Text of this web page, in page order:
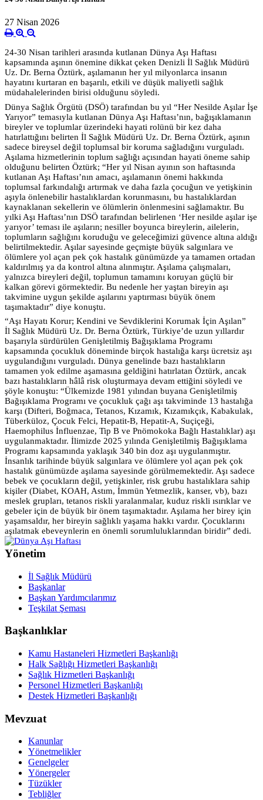
27 Nisan 2026
24-30 Nisan tarihleri arasında kutlanan Dünya Aşı Haftası
kapsamında aşının önemine dikkat çeken Denizli İl Sağlık Müdürü
Uz. Dr. Berna Öztürk, aşılamanın her yıl milyonlarca insanın
hayatını kurtaran en başarılı, etkili ve düşük maliyetli sağlık
müdahalelerinden birisi olduğunu söyledi.
Dünya Sağlık Örgütü (DSÖ) tarafından bu yıl “Her Nesilde Aşılar İşe
Yarıyor” temasıyla kutlanan Dünya Aşı Haftası’nın, bağışıklamanın
bireyler ve toplumlar üzerindeki hayati rolünü bir kez daha
hatırlattığını belirten İl Sağlık Müdürü Uz. Dr. Berna Öztürk, aşının
sadece bireysel değil toplumsal bir koruma sağladığını vurguladı.
Aşılama hizmetlerinin toplum sağlığı açısından hayati öneme sahip
olduğunu belirten Öztürk; “Her yıl Nisan ayının son haftasında
kutlanan Aşı Haftası’nın amacı, aşılamanın önemi hakkında
toplumsal farkındalığı artırmak ve daha fazla çocuğun ve yetişkinin
aşıyla önlenebilir hastalıklardan korunmasını, bu hastalıklardan
kaynaklanan sekellerin ve ölümlerin önlenmesini sağlamaktır. Bu
yılki Aşı Haftası’nın DSÖ tarafından belirlenen ‘Her nesilde aşılar işe
yarıyor’ teması ile aşıların; nesiller boyunca bireylerin, ailelerin,
toplumların sağlığını koruduğu ve geleceğimizi güvence altına aldığı
belirtilmektedir. Aşılar sayesinde geçmişte büyük salgınlara ve
ölümlere yol açan pek çok hastalık günümüzde ya tamamen ortadan
kaldırılmış ya da kontrol altına alınmıştır. Aşılama çalışmaları,
yalnızca bireyleri değil, toplumun tamamını koruyan güçlü bir
kalkan görevi görmektedir. Bu nedenle her yaştan bireyin aşı
takvimine uygun şekilde aşılarını yaptırması büyük önem
taşımaktadır” diye konuştu.
“Aşı Hayatı Korur; Kendini ve Sevdiklerini Korumak İçin Aşılan”
İl Sağlık Müdürü Uz. Dr. Berna Öztürk, Türkiye’de uzun yıllardır
başarıyla sürdürülen Genişletilmiş Bağışıklama Programı
kapsamında çocukluk döneminde birçok hastalığa karşı ücretsiz aşı
uygulandığını vurguladı. Dünya genelinde bazı hastalıkların
tamamen yok edilme aşamasına geldiğini hatırlatan Öztürk, ancak
bazı hastalıkların hâlâ risk oluşturmaya devam ettiğini söyledi ve
şöyle konuştu: “Ülkemizde 1981 yılından buyana Genişletilmiş
Bağışıklama Programı ve çocukluk çağı aşı takviminde 13 hastalığa
karşı (Difteri, Boğmaca, Tetanos, Kızamık, Kızamıkçık, Kabakulak,
Tüberküloz, Çocuk Felci, Hepatit-B, Hepatit-A, Suçiçeği,
Haemophilus İnfluenzae, Tip B ve Pnömokoka Bağlı Hastalıklar) aşı
uygulanmaktadır. İlimizde 2025 yılında Genişletilmiş Bağışıklama
Programı kapsamında yaklaşık 340 bin doz aşı uygulanmıştır.
İnsanlık tarihinde büyük salgınlara ve ölümlere yol açan pek çok
hastalık günümüzde aşılama sayesinde görülmemektedir. Aşı sadece
bebek ve çocukların değil, yetişkinler, risk grubu hastalıklara sahip
kişiler (Diabet, KOAH, Astım, İmmün Yetmezlik, kanser, vb), bazı
meslek grupları, tetanos riskli yaralanmalar, kuduz riskli ısırıklar ve
gebeler için de büyük bir önem taşımaktadır. Aşılama her birey için
yaşamsaldır, her bireyin sağlıklı yaşama hakkı vardır. Çocuklarını
aşılatmak ebeveynlerin en önemli sorumluluklarından biridir” dedi.
Yönetim
İl Sağlık Müdürü
Başkanlar
Başkan Yardımcılarımız
Teşkilat Şeması
Başkanlıklar
Kamu Hastaneleri Hizmetleri Başkanlığı
Halk Sağlığı Hizmetleri Başkanlığı
Sağlık Hizmetleri Başkanlığı
Personel Hizmetleri Başkanlığı
Destek Hizmetleri Başkanlığı
Mevzuat
Kanunlar
Yönetmelikler
Genelgeler
Yönergeler
Tüzükler
Tebliğler